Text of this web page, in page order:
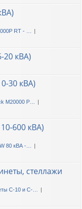
RT - …
20 кВА)
30 кВА)
M20000 P…
600 кВА)
80 кВА -…
стеллажи
C-10 и C-…